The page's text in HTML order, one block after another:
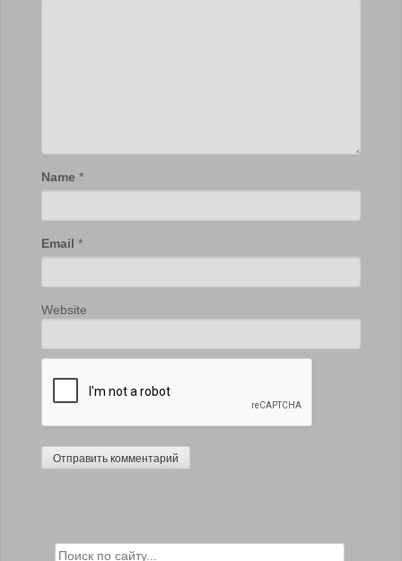
Name *
Email *
Website
Search for: